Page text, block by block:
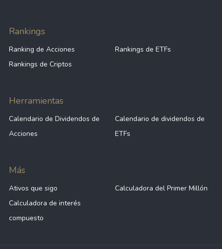
Rankings
Ranking de Acciones
Rankings de ETFs
Rankings de Criptos
Herramientas
Calendario de Dividendos de
Acciones
Calendario de dividendos de
ETFs
Más
Ativos que sigo
Calculadora del Primer Millón
Calculadora de interés
compuesto